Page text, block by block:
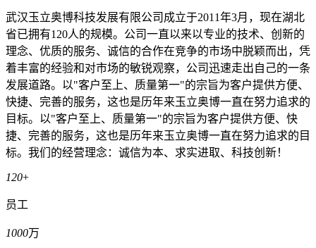
武汉玉立奥博科技发展有限公司成立于2011年3月，现在湖北
省已拥有120人的规模。公司一直以来以专业的技术、创新的
理念、优质的服务、诚信的合作在竞争的市场中脱颖而出，凭
着丰富的经验和对市场的敏锐观察，公司迅速走出自己的一条
发展道路。以"客户至上、质量第一"的宗旨为客户提供方便、
快捷、完善的服务，这也是历年来玉立奥博一直在努力追求的
目标。以"客户至上、质量第一"的宗旨为客户提供方便、快
捷、完善的服务，这也是历年来玉立奥博一直在努力追求的目
标。我们的经营理念：诚信为本、求实进取、科技创新！
120+
员工
1000万